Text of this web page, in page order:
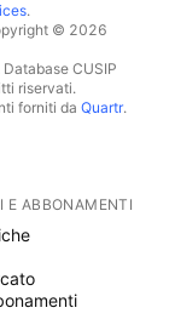
.
© 2026
CUSIP
riservati.
forniti da Quartr.
E ABBONAMENTI